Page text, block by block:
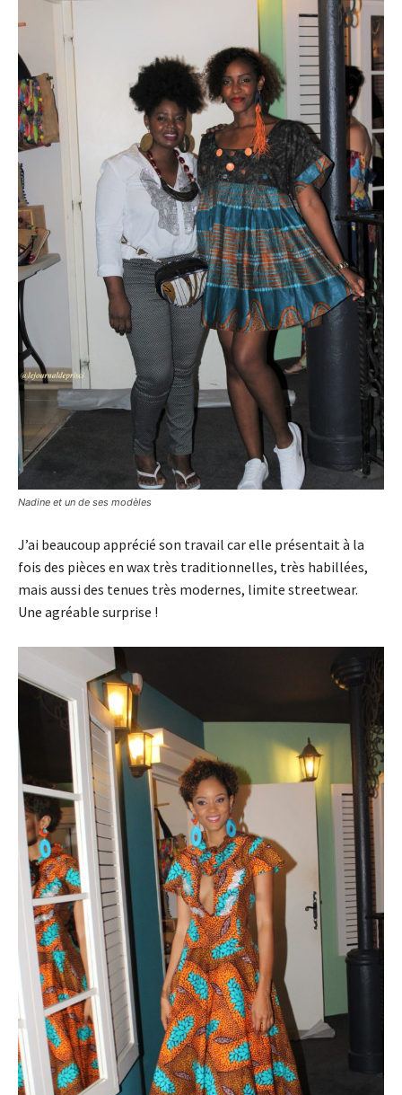
Nadine et un de ses modèles
J’ai beaucoup apprécié son travail car elle présentait à la
fois des pièces en wax très traditionnelles, très habillées,
mais aussi des tenues très modernes, limite streetwear.
Une agréable surprise !